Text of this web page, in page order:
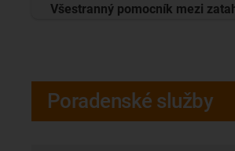
Všestranný pomocník mezi
Poradenské služby